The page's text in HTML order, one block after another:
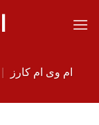
ام وی ام کارز